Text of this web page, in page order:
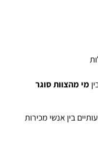
מי מהצוות סוגר
בין אנשי מכירות